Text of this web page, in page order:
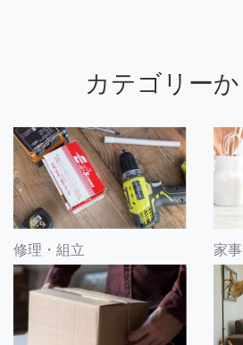
カテゴリー
修理・組立 家事